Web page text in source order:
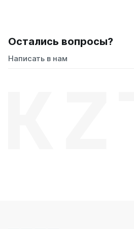
Остались вопросы?
Написать в нам